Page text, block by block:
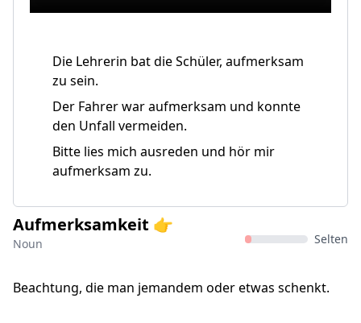
Die Lehrerin bat die Schüler, aufmerksam
zu sein.
Der Fahrer war aufmerksam und konnte
den Unfall vermeiden.
Bitte lies mich ausreden und hör mir
aufmerksam zu.
Aufmerksamkeit 👉
Noun Selten
Beachtung, die man jemandem oder etwas schenkt.